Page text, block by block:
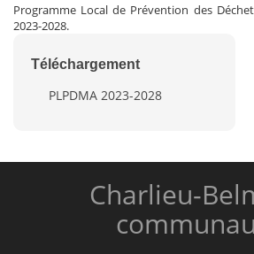
Programme Local de Prévention des
2023-2028.
Téléchargement
PLPDMA 2023-2028
Charlieu-